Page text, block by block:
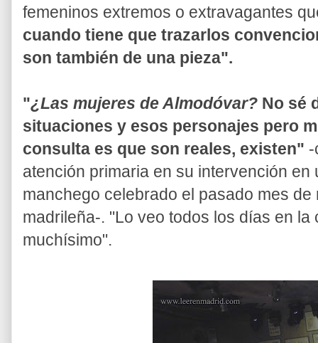
femeninos extremos o extravagantes
cuando tiene que trazarlos
son también de una pieza".
"¿Las mujeres de Almodóvar? No sé
situaciones y esos personajes pero
consulta es que son reales, existen"
atención primaria en su intervención
manchego celebrado el pasado mes
madrileña-. "Lo veo todos los días en la
muchísimo".